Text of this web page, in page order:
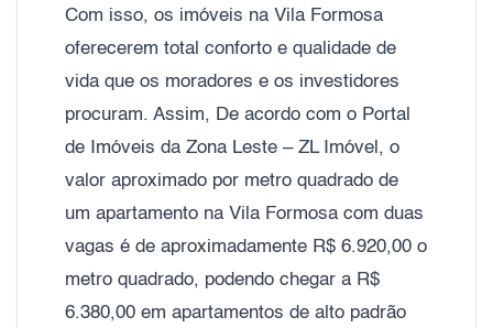
Com isso, os imóveis na Vila Formosa
oferecerem total conforto e qualidade de
vida que os moradores e os investidores
procuram. Assim, De acordo com o Portal
de Imóveis da Zona Leste – ZL Imóvel, o
valor aproximado por metro quadrado de
um apartamento na Vila Formosa com duas
vagas é de aproximadamente R$ 6.920,00 o
metro quadrado, podendo chegar a R$
6.380,00 em apartamentos de alto padrão